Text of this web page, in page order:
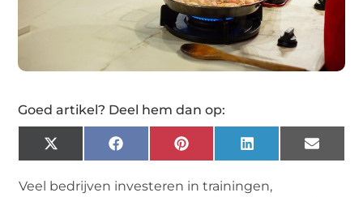
Goed artikel? Deel hem dan op:
X
(Twitter)
FacebookPinterestLinkedInEmail
Veel bedrijven investeren in trainingen,